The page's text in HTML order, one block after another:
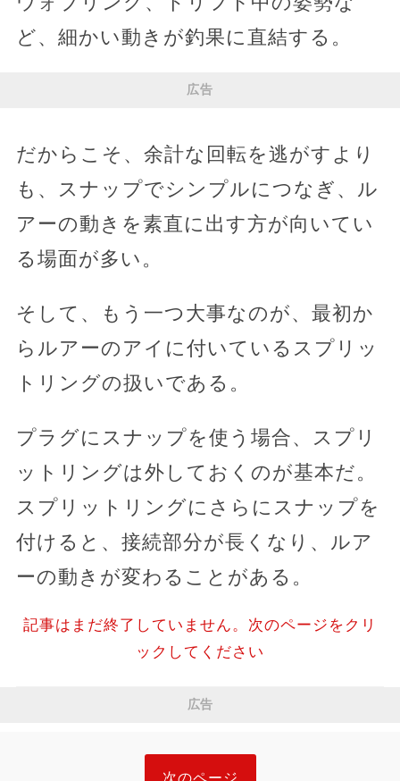
ど、細かい動きが釣果に直結する。
広告
だからこそ、余計な回転を逃がすより
も、スナップでシンプルにつなぎ、ル
アーの動きを素直に出す方が向いてい
る場面が多い。
そして、もう一つ大事なのが、最初か
らルアーのアイに付いているスプリッ
トリングの扱いである。
プラグにスナップを使う場合、スプリ
ットリングは外しておくのが基本だ。
スプリットリングにさらにスナップを
付けると、接続部分が長くなり、ルア
ーの動きが変わることがある。
記事はまだ終了していません。次のページをクリ
ックしてください
広告
次のページ